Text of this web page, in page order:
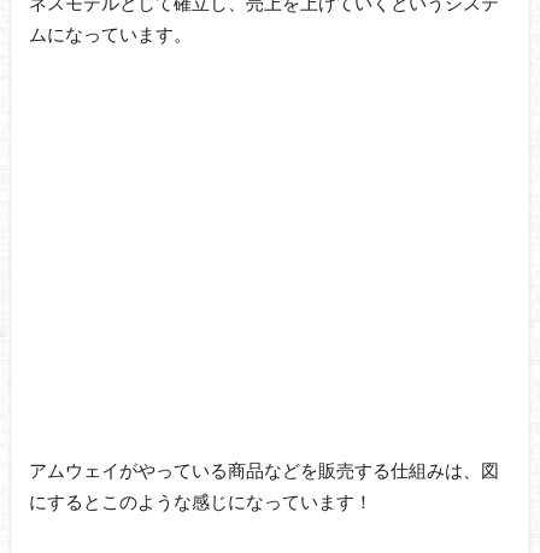
ムになっています。
アムウェイがやっている商品などを販売する仕組みは、図
にするとこのような感じになっています！